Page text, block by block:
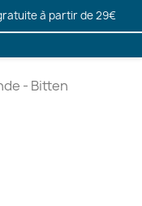
à partir de 29€
- Bitten